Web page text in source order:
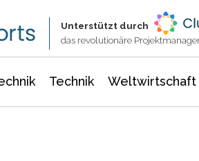
Unterstützt durch
das revolutionäre
Technik Weltwirtschaft